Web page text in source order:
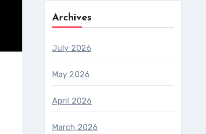
Archives
July 2026
May 2026
April 2026
March 2026